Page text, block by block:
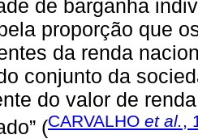
de barganha
proporção que
da renda
conjunto da
do valor de
(CARVALHO et al.